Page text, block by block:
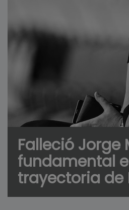
Falleció Jorge
fundamental
trayectoria de